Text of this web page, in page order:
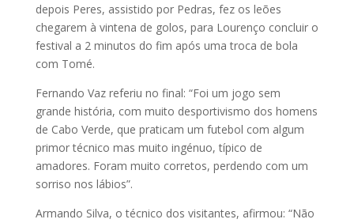
depois Peres, assistido por Pedras, fez os leões
chegarem à vintena de golos, para Lourenço concluir o
festival a 2 minutos do fim após uma troca de bola
com Tomé.
Fernando Vaz referiu no final: “Foi um jogo sem
grande história, com muito desportivismo dos homens
de Cabo Verde, que praticam um futebol com algum
primor técnico mas muito ingénuo, típico de
amadores. Foram muito corretos, perdendo com um
sorriso nos lábios”.
Armando Silva, o técnico dos visitantes, afirmou: “Não